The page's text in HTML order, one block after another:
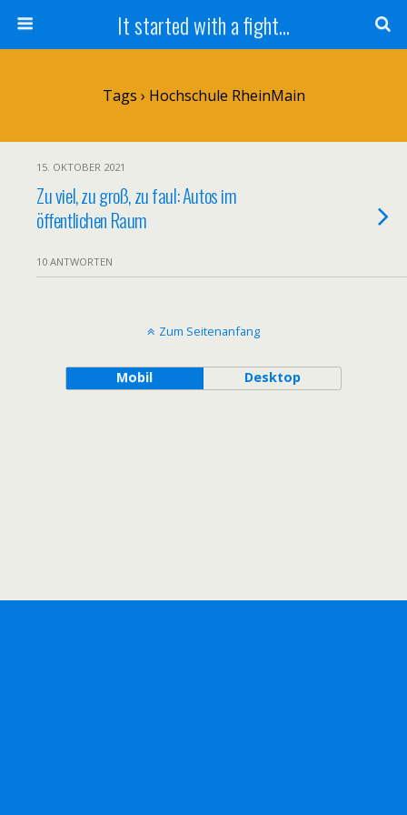
It started with a fight...
Tags › Hochschule RheinMain
15. OKTOBER 2021
Zu viel, zu groß, zu faul: Autos im
öffentlichen Raum
10 ANTWORTEN
Zum Seitenanfang
Mobil Desktop